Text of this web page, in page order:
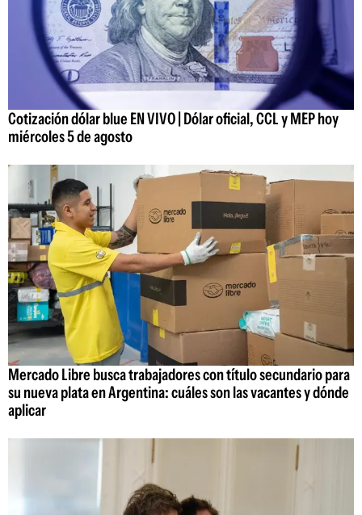
Cotización dólar blue EN VIVO | Dólar oficial, CCL y MEP hoy
miércoles 5 de agosto
Mercado Libre busca trabajadores con título secundario para
su nueva plata en Argentina: cuáles son las vacantes y dónde
aplicar